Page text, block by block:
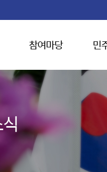
참여마당 민